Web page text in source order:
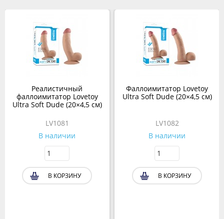
Реалистичный
фаллоимитатор Lovetoy
Ultra Soft Dude (20×4,5 см)
LV1081
В наличии
В КОРЗИНУ
Фаллоимитатор Lovetoy
Ultra Soft Dude (20×4,5 см)
LV1082
В наличии
В КОРЗИНУ